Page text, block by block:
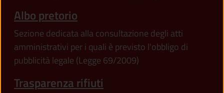
Albo pretorio
Sezione dedicata alla consultazione degli atti
amministrativi per i quali è previsto l'obbligo di
pubblicità legale (Legge 69/2009)
Trasparenza rifiuti